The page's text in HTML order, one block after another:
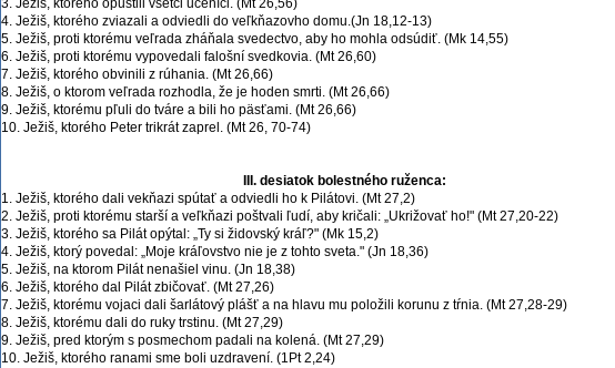
3. Ježiš, ktorého opustili všetci učeníci. (Mt 26,56)
4. Ježiš, ktorého zviazali a odviedli do veľkňazovho domu.(Jn 18,12-13)
5. Ježiš, proti ktorému veľrada zháňala svedectvo, aby ho mohla odsúdiť. (Mk 14,55)
6. Ježiš, proti ktorému vypovedali falošní svedkovia. (Mt 26,60)
7. Ježiš, ktorého obvinili z rúhania. (Mt 26,66)
8. Ježiš, o ktorom veľrada rozhodla, že je hoden smrti. (Mt 26,66)
9. Ježiš, ktorému pľuli do tváre a bili ho päsťami. (Mt 26,66)
10. Ježiš, ktorého Peter trikrát zaprel. (Mt 26, 70-74)
III. desiatok bolestného ruženca:
1. Ježiš, ktorého dali vekňazi spútať a odviedli ho k Pilátovi. (Mt 27,2)
2. Ježiš, proti ktorému starší a veľkňazi poštvali ľudí, aby kričali: „Ukrižovať ho!" (Mt 27,20-22)
3. Ježiš, ktorého sa Pilát opýtal: „Ty si židovský kráľ?" (Mk 15,2)
4. Ježiš, ktorý povedal: „Moje kráľovstvo nie je z tohto sveta." (Jn 18,36)
5. Ježiš, na ktorom Pilát nenašiel vinu. (Jn 18,38)
6. Ježiš, ktorého dal Pilát zbičovať. (Mt 27,26)
7. Ježiš, ktorému vojaci dali šarlátový plášť a na hlavu mu položili korunu z tŕnia. (Mt 27,28-29)
8. Ježiš, ktorému dali do ruky trstinu. (Mt 27,29)
9. Ježiš, pred ktorým s posmechom padali na kolená. (Mt 27,29)
10. Ježiš, ktorého ranami sme boli uzdravení. (1Pt 2,24)